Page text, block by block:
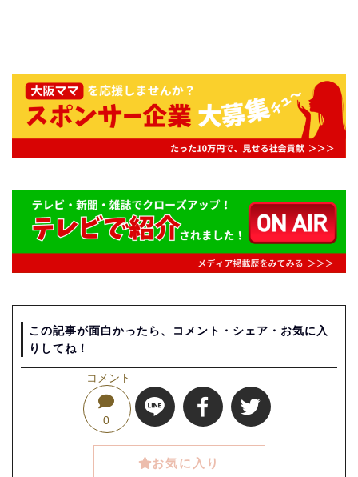
この記事が面白かったら、コメント・シェア・お気に入
りしてね！
コメント
0
お気に入り